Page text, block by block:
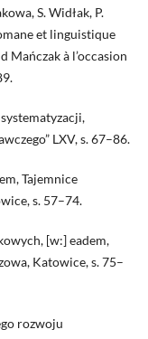
S. Widłak, P.
et linguistique
à l’occasion
LXV, s. 67–86.
Tajemnice
s. 57–74.
[w:] eadem,
Katowice, s. 75–
rozwoju